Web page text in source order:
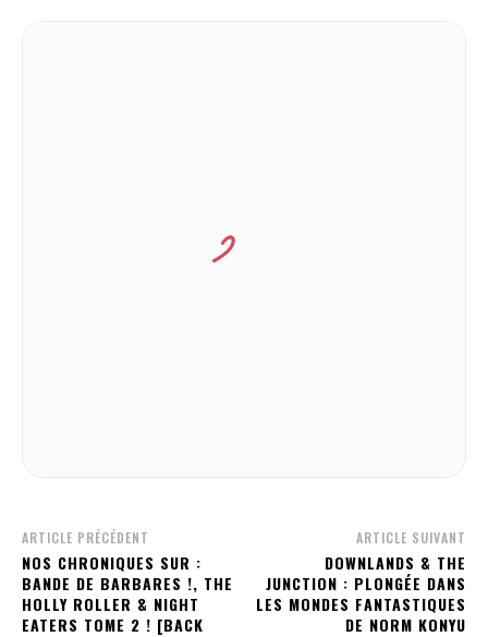
ARTICLE PRÉCÉDENT
NOS CHRONIQUES SUR :
BANDE DE BARBARES !, THE
HOLLY ROLLER & NIGHT
EATERS TOME 2 ! [BACK
ARTICLE SUIVANT
DOWNLANDS & THE
JUNCTION : PLONGÉE DANS
LES MONDES FANTASTIQUES
DE NORM KONYU